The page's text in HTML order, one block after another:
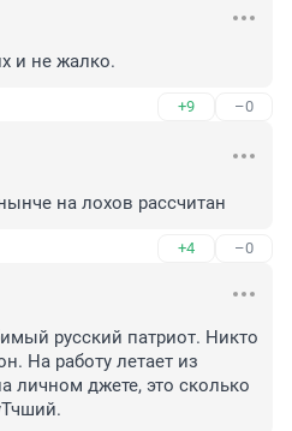
и не жалко.
+9 –0
на лохов рассчитан
+4 –0
русский патриот. Никто
На работу летает из
личном джете, это сколько